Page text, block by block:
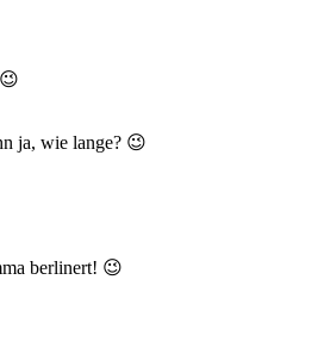
ja, wie lange? 😉
berlinert! 😉